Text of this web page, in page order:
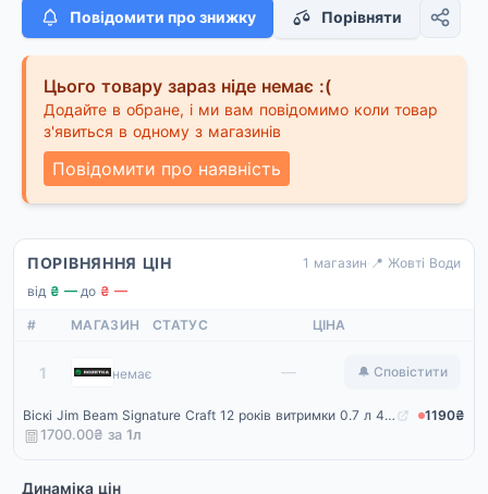
Повідомити про знижку Порівняти
Цього товару зараз ніде немає :(
Додайте в обране, і ми вам повідомимо коли товар
з'явиться в одному з магазинів
Повідомити про наявність
ПОРІВНЯННЯ ЦІН 1 магазин· 📍 Жовті Води
від ₴ —·до ₴ —
# МАГАЗИН СТАТУС ЦІНА
1 Rozetka
немає — 🔔 Сповістити
Віскі Jim Beam Signature Craft 12 років витримки 0.7 л 43% (5060045583659)
1190₴
1700.00₴ за 1л
Динаміка цін